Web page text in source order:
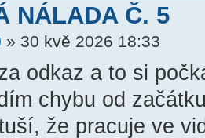
NÁLADA Č. 5
» 30 kvě 2026 18:33
odkaz a to si
chybu od
že pracuje ve